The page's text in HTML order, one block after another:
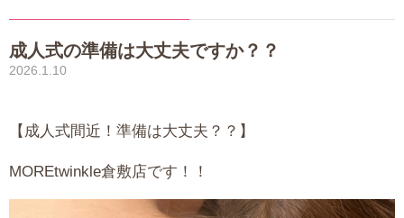
成人式の準備は大丈夫ですか？？
2026.1.10
【成人式間近！準備は大丈夫？？】
MOREtwinkle倉敷店です！！